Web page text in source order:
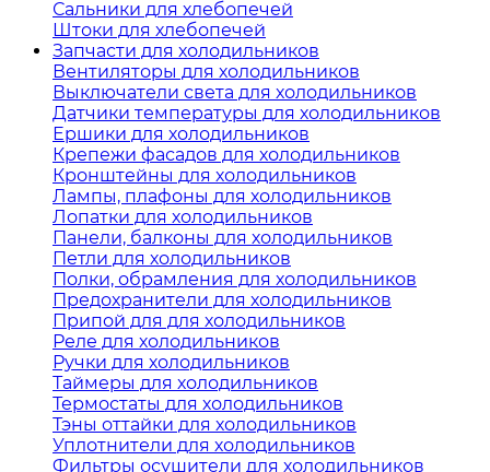
Сальники для хлебопечей
Штоки для хлебопечей
Запчасти для холодильников
Вентиляторы для холодильников
Выключатели света для холодильников
Датчики температуры для холодильников
Ершики для холодильников
Крепежи фасадов для холодильников
Кронштейны для холодильников
Лампы, плафоны для холодильников
Лопатки для холодильников
Панели, балконы для холодильников
Петли для холодильников
Полки, обрамления для холодильников
Предохранители для холодильников
Припой для для холодильников
Реле для холодильников
Ручки для холодильников
Таймеры для холодильников
Термостаты для холодильников
Тэны оттайки для холодильников
Уплотнители для холодильников
Фильтры осушители для холодильников